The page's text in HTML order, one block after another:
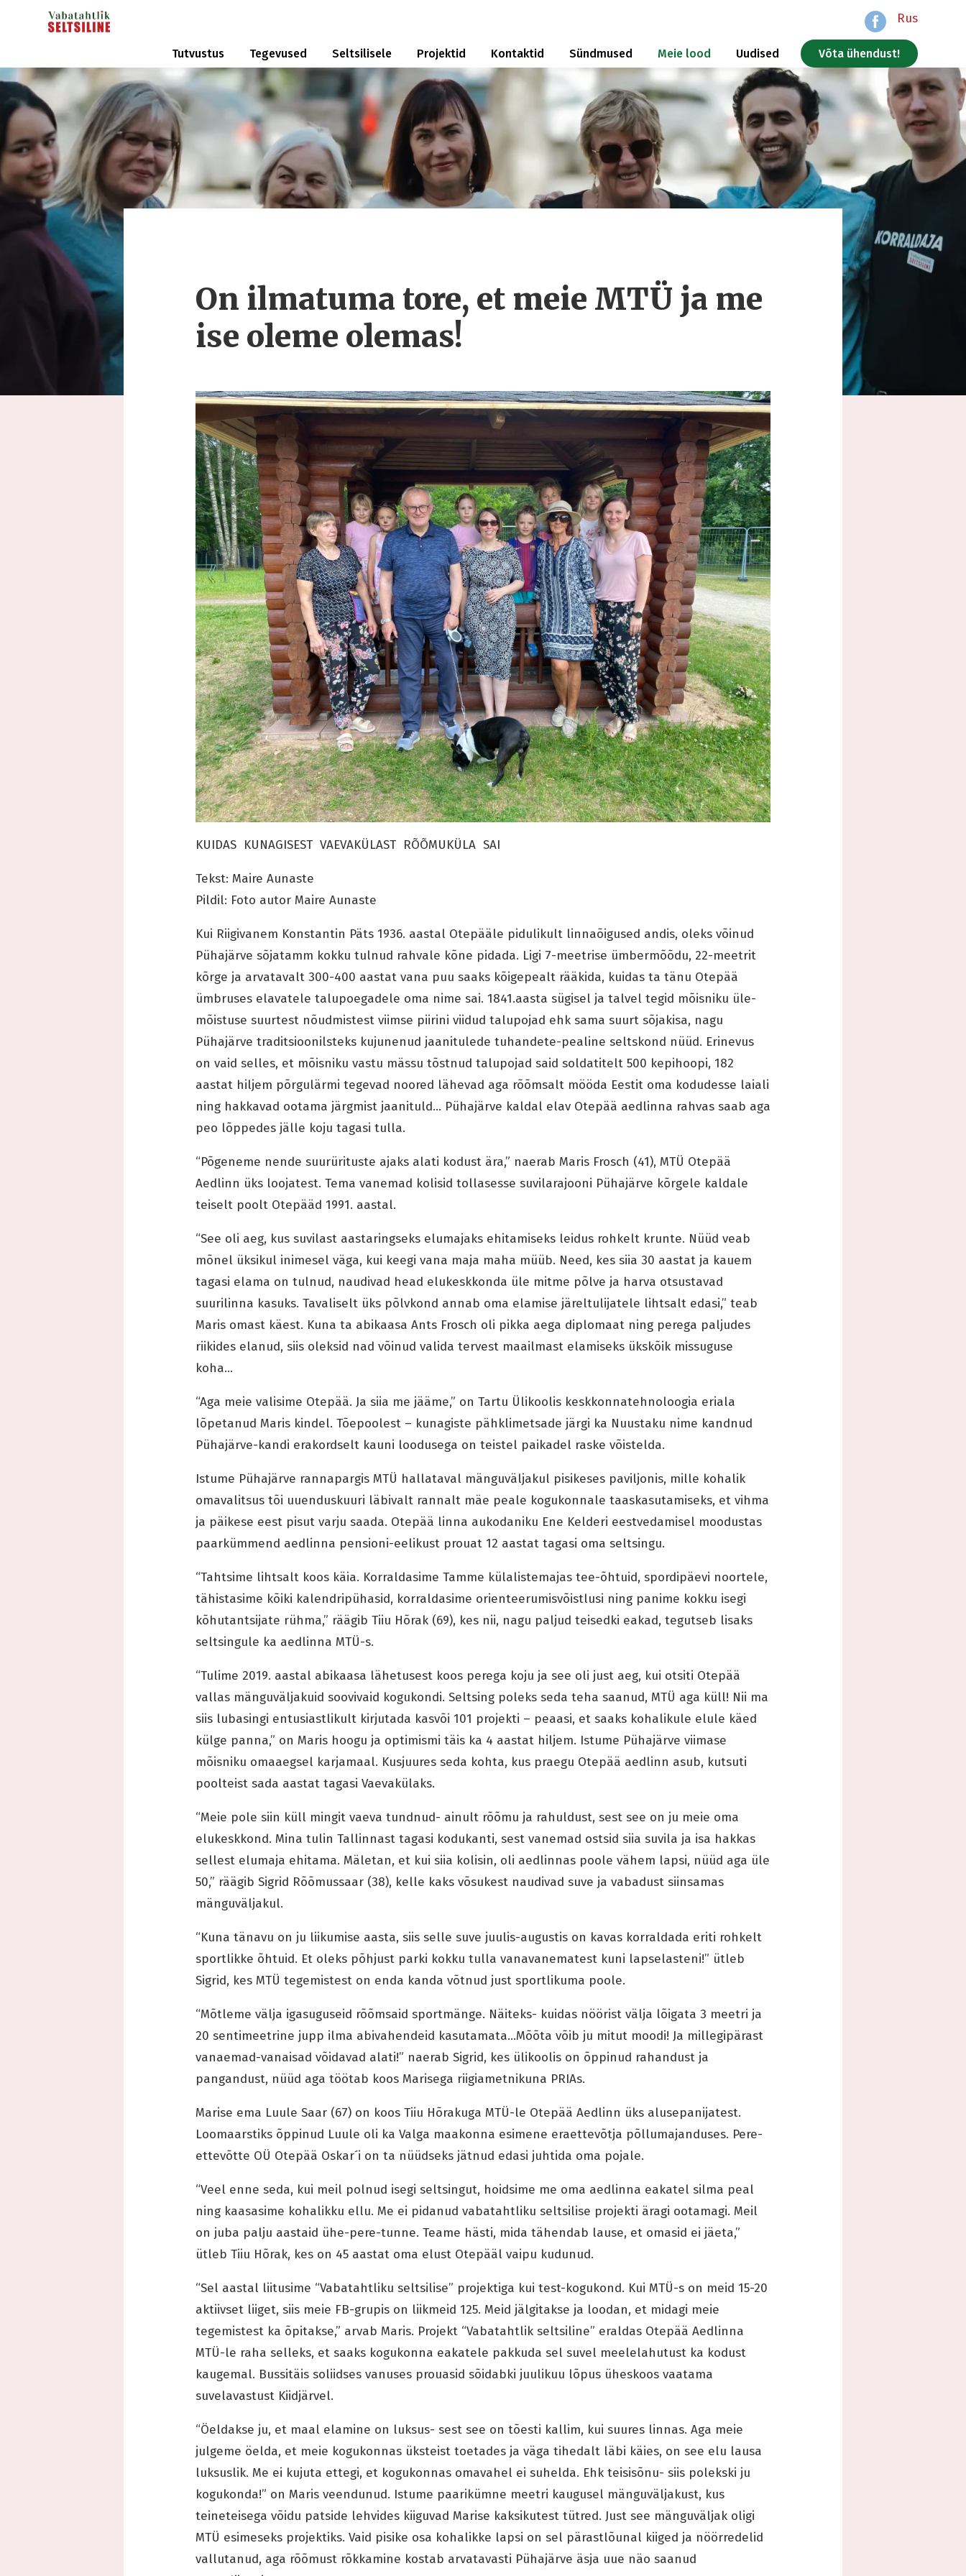
Rus
Tutvustus Tegevused Seltsilisele Projektid Kontaktid Sündmused Meie lood Uudised Võta ühendust!
On ilmatuma tore, et meie MTÜ ja me
ise oleme olemas!
KUIDAS KUNAGISEST VAEVAKÜLAST RÕÕMUKÜLA SAI
Tekst: Maire Aunaste
Pildil: Foto autor Maire Aunaste
Kui Riigivanem Konstantin Päts 1936. aastal Otepääle pidulikult linnaõigused andis, oleks võinud
Pühajärve sõjatamm kokku tulnud rahvale kõne pidada. Ligi 7-meetrise ümbermõõdu, 22-meetrit
kõrge ja arvatavalt 300-400 aastat vana puu saaks kõigepealt rääkida, kuidas ta tänu Otepää
ümbruses elavatele talupoegadele oma nime sai. 1841.aasta sügisel ja talvel tegid mõisniku üle-
mõistuse suurtest nõudmistest viimse piirini viidud talupojad ehk sama suurt sõjakisa, nagu
Pühajärve traditsioonilsteks kujunenud jaanitulede tuhandete-pealine seltskond nüüd. Erinevus
on vaid selles, et mõisniku vastu mässu tõstnud talupojad said soldatitelt 500 kepihoopi, 182
aastat hiljem põrgulärmi tegevad noored lähevad aga rõõmsalt mööda Eestit oma kodudesse laiali
ning hakkavad ootama järgmist jaanituld… Pühajärve kaldal elav Otepää aedlinna rahvas saab aga
peo lõppedes jälle koju tagasi tulla.
“Põgeneme nende suurürituste ajaks alati kodust ära,” naerab Maris Frosch (41), MTÜ Otepää
Aedlinn üks loojatest. Tema vanemad kolisid tollasesse suvilarajooni Pühajärve kõrgele kaldale
teiselt poolt Otepääd 1991. aastal.
“See oli aeg, kus suvilast aastaringseks elumajaks ehitamiseks leidus rohkelt krunte. Nüüd veab
mõnel üksikul inimesel väga, kui keegi vana maja maha müüb. Need, kes siia 30 aastat ja kauem
tagasi elama on tulnud, naudivad head elukeskkonda üle mitme põlve ja harva otsustavad
suurilinna kasuks. Tavaliselt üks põlvkond annab oma elamise järeltulijatele lihtsalt edasi,” teab
Maris omast käest. Kuna ta abikaasa Ants Frosch oli pikka aega diplomaat ning perega paljudes
riikides elanud, siis oleksid nad võinud valida tervest maailmast elamiseks ükskõik missuguse
koha…
“Aga meie valisime Otepää. Ja siia me jääme,” on Tartu Ülikoolis keskkonnatehnoloogia eriala
lõpetanud Maris kindel. Tõepoolest – kunagiste pähklimetsade järgi ka Nuustaku nime kandnud
Pühajärve-kandi erakordselt kauni loodusega on teistel paikadel raske võistelda.
Istume Pühajärve rannapargis MTÜ hallataval mänguväljakul pisikeses paviljonis, mille kohalik
omavalitsus tõi uuenduskuuri läbivalt rannalt mäe peale kogukonnale taaskasutamiseks, et vihma
ja päikese eest pisut varju saada. Otepää linna aukodaniku Ene Kelderi eestvedamisel moodustas
paarkümmend aedlinna pensioni-eelikust prouat 12 aastat tagasi oma seltsingu.
“Tahtsime lihtsalt koos käia. Korraldasime Tamme külalistemajas tee-õhtuid, spordipäevi noortele,
tähistasime kõiki kalendripühasid, korraldasime orienteerumisvõistlusi ning panime kokku isegi
kõhutantsijate rühma,” räägib Tiiu Hõrak (69), kes nii, nagu paljud teisedki eakad, tegutseb lisaks
seltsingule ka aedlinna MTÜ-s.
“Tulime 2019. aastal abikaasa lähetusest koos perega koju ja see oli just aeg, kui otsiti Otepää
vallas mänguväljakuid soovivaid kogukondi. Seltsing poleks seda teha saanud, MTÜ aga küll! Nii ma
siis lubasingi entusiastlikult kirjutada kasvõi 101 projekti – peaasi, et saaks kohalikule elule käed
külge panna,” on Maris hoogu ja optimismi täis ka 4 aastat hiljem. Istume Pühajärve viimase
mõisniku omaaegsel karjamaal. Kusjuures seda kohta, kus praegu Otepää aedlinn asub, kutsuti
poolteist sada aastat tagasi Vaevakülaks.
“Meie pole siin küll mingit vaeva tundnud- ainult rõõmu ja rahuldust, sest see on ju meie oma
elukeskkond. Mina tulin Tallinnast tagasi kodukanti, sest vanemad ostsid siia suvila ja isa hakkas
sellest elumaja ehitama. Mäletan, et kui siia kolisin, oli aedlinnas poole vähem lapsi, nüüd aga üle
50,” räägib Sigrid Rõõmussaar (38), kelle kaks võsukest naudivad suve ja vabadust siinsamas
mänguväljakul.
“Kuna tänavu on ju liikumise aasta, siis selle suve juulis-augustis on kavas korraldada eriti rohkelt
sportlikke õhtuid. Et oleks põhjust parki kokku tulla vanavanematest kuni lapselasteni!” ütleb
Sigrid, kes MTÜ tegemistest on enda kanda võtnud just sportlikuma poole.
“Mõtleme välja igasuguseid rõõmsaid sportmänge. Näiteks- kuidas nöörist välja lõigata 3 meetri ja
20 sentimeetrine jupp ilma abivahendeid kasutamata…Mõõta võib ju mitut moodi! Ja millegipärast
vanaemad-vanaisad võidavad alati!” naerab Sigrid, kes ülikoolis on õppinud rahandust ja
pangandust, nüüd aga töötab koos Marisega riigiametnikuna PRIAs.
Marise ema Luule Saar (67) on koos Tiiu Hõrakuga MTÜ-le Otepää Aedlinn üks alusepanijatest.
Loomaarstiks õppinud Luule oli ka Valga maakonna esimene eraettevõtja põllumajanduses. Pere-
ettevõtte OÜ Otepää Oskar´i on ta nüüdseks jätnud edasi juhtida oma pojale.
“Veel enne seda, kui meil polnud isegi seltsingut, hoidsime me oma aedlinna eakatel silma peal
ning kaasasime kohalikku ellu. Me ei pidanud vabatahtliku seltsilise projekti äragi ootamagi. Meil
on juba palju aastaid ühe-pere-tunne. Teame hästi, mida tähendab lause, et omasid ei jäeta,”
ütleb Tiiu Hõrak, kes on 45 aastat oma elust Otepääl vaipu kudunud.
“Sel aastal liitusime “Vabatahtliku seltsilise” projektiga kui test-kogukond. Kui MTÜ-s on meid 15-20
aktiivset liiget, siis meie FB-grupis on liikmeid 125. Meid jälgitakse ja loodan, et midagi meie
tegemistest ka õpitakse,” arvab Maris. Projekt “Vabatahtlik seltsiline” eraldas Otepää Aedlinna
MTÜ-le raha selleks, et saaks kogukonna eakatele pakkuda sel suvel meelelahutust ka kodust
kaugemal. Bussitäis soliidses vanuses prouasid sõidabki juulikuu lõpus üheskoos vaatama
suvelavastust Kiidjärvel.
“Öeldakse ju, et maal elamine on luksus- sest see on tõesti kallim, kui suures linnas. Aga meie
julgeme öelda, et meie kogukonnas üksteist toetades ja väga tihedalt läbi käies, on see elu lausa
luksuslik. Me ei kujuta ettegi, et kogukonnas omavahel ei suhelda. Ehk teisisõnu- siis polekski ju
kogukonda!” on Maris veendunud. Istume paarikümne meetri kaugusel mänguväljakust, kus
teineteisega võidu patside lehvides kiiguvad Marise kaksikutest tütred. Just see mänguväljak oligi
MTÜ esimeseks projektiks. Vaid pisike osa kohalikke lapsi on sel pärastlõunal kiiged ja nöörredelid
vallutanud, aga rõõmust rõkkamine kostab arvatavasti Pühajärve äsja uue näo saanud